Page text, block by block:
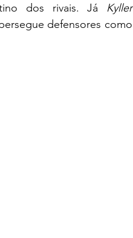
dos rivais. Já Kyller
defensores como